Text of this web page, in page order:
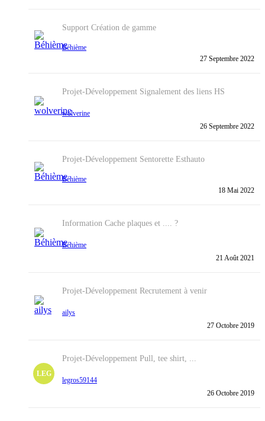
Support Création de gamme
Béhième
27 Septembre 2022
Projet-Développement Signalement des liens HS
wolverine
26 Septembre 2022
Projet-Développement Sentorette Esthauto
Béhième
18 Mai 2022
Information Cache plaques et .... ?
Béhième
21 Août 2021
Projet-Développement Recrutement à venir
ailys
27 Octobre 2019
LEG
Projet-Développement Pull, tee shirt, ...
legros59144
26 Octobre 2019